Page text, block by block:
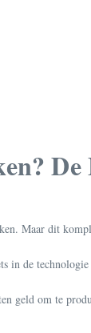
De
Maar dit
in de
geld om te